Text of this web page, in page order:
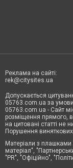
Реклама на сайті:
rek@citysites.ua
Допускається
05763.com.ua за
05763.com.ua - Сайт
розміщення прямого,
на цитовані статті не
Порушення
Матеріали з
матеріал",
"PR", "Офіційно",